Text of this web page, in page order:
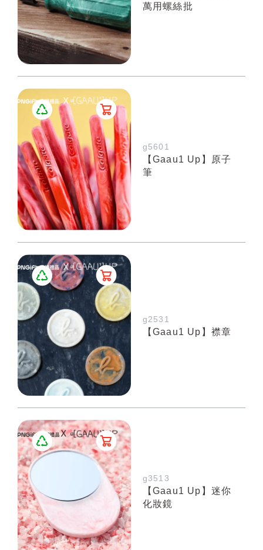
萬用螺絲批
g5601
【Gaau1 Up】原子
筆
g2531
【Gaau1 Up】襟章
g3513
【Gaau1 Up】迷你
化妝鏡